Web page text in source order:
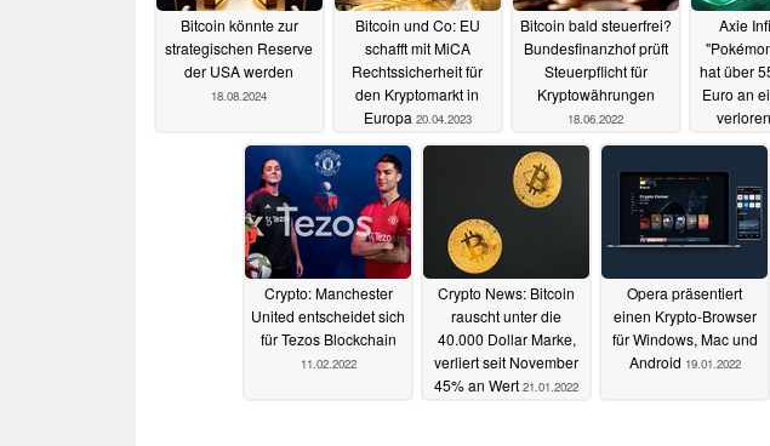
Bitcoin könnte zur
strategischen Reserve
der USA werden
18.08.2024
Bitcoin und Co: EU
schafft mit MiCA
Rechtssicherheit für
den Kryptomarkt in
Europa 20.04.2023
Bitcoin bald steuerfrei?
Bundesfinanzhof prüft
Steuerpflicht für
Kryptowährungen
18.06.2022
Axie
hat über
Euro an
verloren
Crypto: Manchester
United entscheidet sich
für Tezos Blockchain
11.02.2022
Crypto News: Bitcoin
rauscht unter die
40.000 Dollar Marke,
verliert seit November
45% an Wert 21.01.2022
Opera präsentiert
einen Krypto-Browser
für Windows, Mac und
Android 19.01.2022